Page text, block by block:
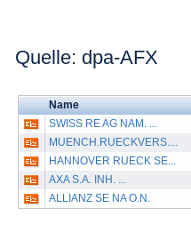
Quelle: dpa-AFX
Name
SWISS RE AG NAM. ...
MUENCH.RUECKVERS....
HANNOVER RUECK SE...
AXA S.A. INH. ...
ALLIANZ SE NA O.N.